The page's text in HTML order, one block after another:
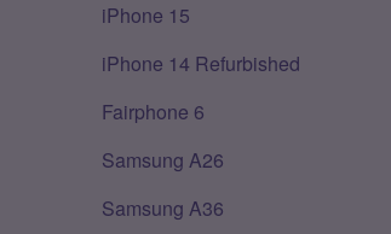
iPhone 15
iPhone 14 Refurbished
Fairphone 6
Samsung A26
Samsung A36